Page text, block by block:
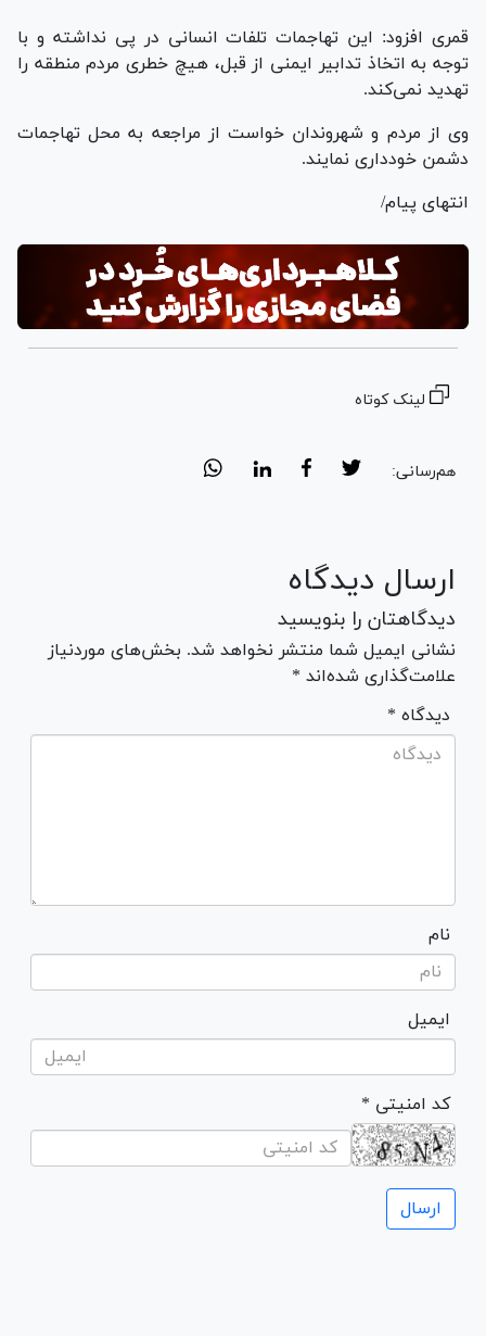
قمری افزود: این تهاجمات تلفات انسانی در پی نداشته و با
توجه به اتخاذ تدابیر ایمنی از قبل، هیچ خطری مردم منطقه را
تهدید نمی‌کند.
وی از مردم و شهروندان خواست از مراجعه به محل تهاجمات
دشمن خودداری نمایند.
انتهای پیام/
لینک کوتاه
هم‌رسانی:
ارسال دیدگاه
دیدگاهتان را بنویسید
نشانی ایمیل شما منتشر نخواهد شد. بخش‌های موردنیاز
علامت‌گذاری شده‌اند *
* دیدگاه
نام
ایمیل
* کد امنیتی